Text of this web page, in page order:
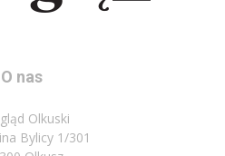
O nas
Olkuski
Bylicy 1/301